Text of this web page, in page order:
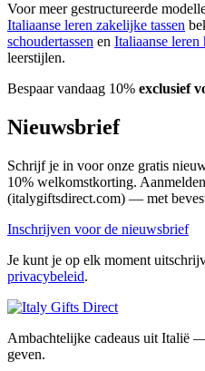
Voor meer gestructureerde
Italiaanse leren zakelijke tassen
schoudertassen en Italiaanse leren
leerstijlen.
Bespaar vandaag 10% exclusief
Nieuwsbrief
Schrijf je in voor onze gratis
10% welkomstkorting.
(italygiftsdirect.com) — met
Inschrijven voor de nieuwsbrief
Je kunt je op elk moment
privacybeleid.
Ambachtelijke cadeaus uit Italië
geven.